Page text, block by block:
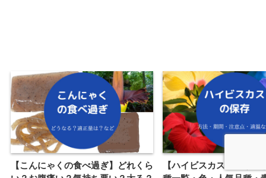
【こんにゃくの食べ過ぎ】どれくら
【ハイビスカスの種類】